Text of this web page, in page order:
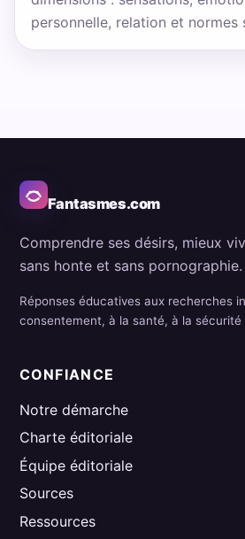
personnelle, relation et normes
Fantasmes.com
Comprendre ses désirs, mieux
sans honte et sans pornographie.
Réponses éducatives aux recherches
consentement, à la santé, à la sécurité
CONFIANCE
Notre démarche
Charte éditoriale
Équipe éditoriale
Sources
Ressources